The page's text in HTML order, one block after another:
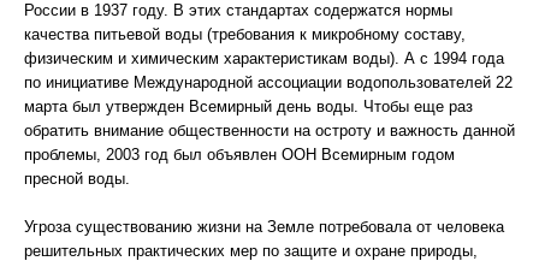
России в 1937 году. В этих стандартах содержатся нормы
качества питьевой воды (требования к микробному составу,
физическим и химическим характеристикам воды). А с 1994 года
по инициативе Международной ассоциации водопользователей 22
марта был утвержден Всемирный день воды. Чтобы еще раз
обратить внимание общественности на остроту и важность данной
проблемы, 2003 год был объявлен ООН Всемирным годом
пресной воды.
Угроза существованию жизни на Земле потребовала от человека
решительных практических мер по защите и охране природы,